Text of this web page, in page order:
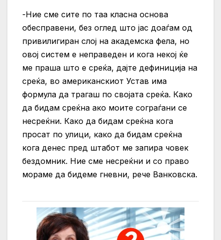
-Ние сме сите по таа класна основа
обесправени, без оглед што јас доаѓам од
привилигиран слој на академска фела, но
овој систем е неправеден и кога некој ќе
ме праша што е среќа, дајте дефиниција на
среќа, во американскиот Устав има
формула да трагаш по својата среќа. Како
да бидам среќна ако моите сограѓани се
несреќни. Како да бидам среќна кога
просат по улици, како да бидам среќна
кога денес пред штабот ме запира човек
бездомник. Ние сме несреќни и со право
мораме да бидеме гневни, рече Ванковска.